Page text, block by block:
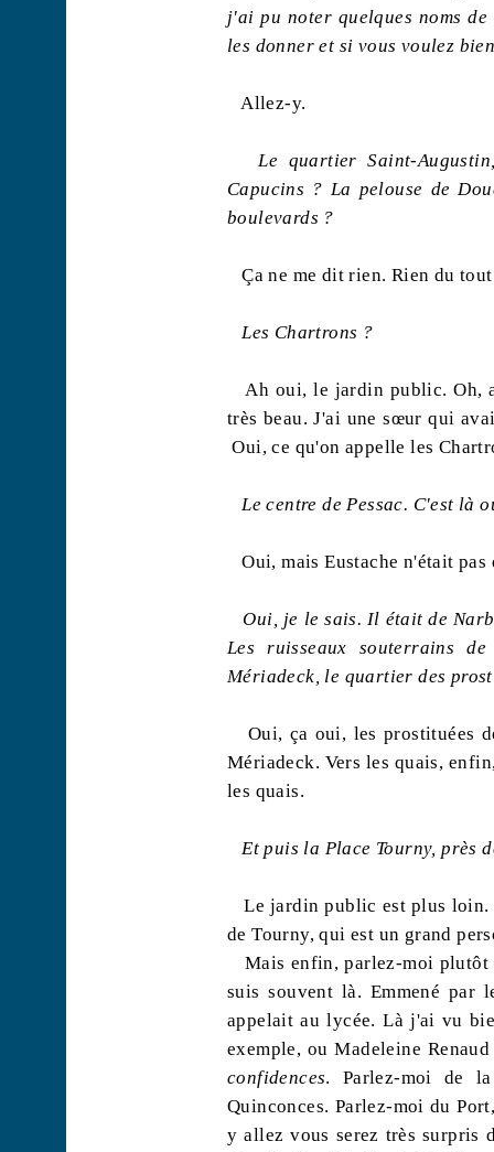
j'ai pu noter quelques noms
les donner et si vous voulez
Allez-y.
Le quartier Saint-
Capucins ? La pelouse de
boulevards ?
Ça ne me dit rien. Rien du
Les Chartrons ?
Ah oui, le jardin public. Oh,
très beau. J'ai une sœur qui
Oui, ce qu'on appelle les
Le centre de Pessac. C'est là
Oui, mais Eustache n'était
Oui, je le sais. Il était de
Les ruisseaux souterrains
Mériadeck, le quartier des
Oui, ça oui, les prostituées
Mériadeck. Vers les quais,
les quais.
Et puis la Place Tourny, près
Le jardin public est plus loin.
de Tourny, qui est un grand
Mais enfin, parlez-moi plutôt
suis souvent là. Emmené par
appelait au lycée. Là j'ai vu
exemple, ou Madeleine
confidences. Parlez-moi de
Quinconces. Parlez-moi du
y allez vous serez très surpris